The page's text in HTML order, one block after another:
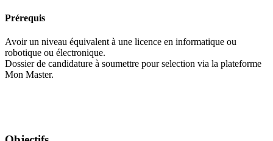
Prérequis
Avoir un niveau équivalent à une licence en informatique ou
robotique ou électronique.
Dossier de candidature à soumettre pour selection via la plateforme
Mon Master.